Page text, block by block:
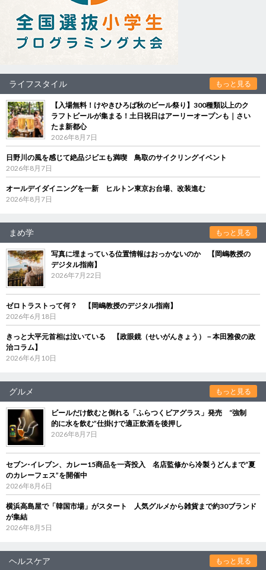
ライフスタイル もっと見る
【入場無料！けやきひろば秋のビール祭り】300種類以上のク
ラフトビールが集まる！土日祝日はアーリーオープンも｜さい
たま新都心
2026年8月7日
日野川の風を感じて絶品ジビエも満喫 鳥取のサイクリングイベント
2026年8月7日
オールデイダイニングを一新 ヒルトン東京お台場、改装進む
2026年8月7日
まめ学 もっと見る
写真に埋まっている位置情報はおっかないのか 【岡嶋教授の
デジタル指南】
2026年7月22日
ゼロトラストって何？ 【岡嶋教授のデジタル指南】
2026年6月18日
きっと大平元首相は泣いている 【政眼鏡（せいがんきょう）－本田雅俊の政
治コラム】
2026年6月10日
グルメ もっと見る
ビールだけ飲むと倒れる「ふらつくビアグラス」発売 “強制
的に水を飲む”仕掛けで適正飲酒を後押し
2026年8月7日
セブン‐イレブン、カレー15商品を一斉投入 名店監修から冷製うどんまで“夏
のカレーフェス”を開催中
2026年8月6日
横浜高島屋で「韓国市場」がスタート 人気グルメから雑貨まで約30ブランド
が集結
2026年8月5日
ヘルスケア もっと見る